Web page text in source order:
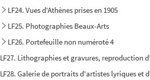
LF24. Vues d'Athènes prises en 1905
LF25. Photographies Beaux-Arts
LF26. Portefeuille non numéroté 4
LF27. Lithographies et gravures, reproduction
LF28. Galerie de portraits d'artistes lyriques